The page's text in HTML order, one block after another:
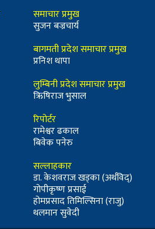
समाचार प्रमुख
सुजन बज्रचार्य
बागमती प्रदेश समाचार प्रमुख
प्रनिश थापा
लुम्बिनी प्रदेश समाचार प्रमुख
ऋिषिराज भुसाल
रिपोर्टर
रामेश्वर ढकाल
बिवेक पनेरु
सल्लाहकार
डा. केशवराज खड्का (अर्थविद्)
गोपीकृष्ण प्रसाई
होमप्रसाद तिमिल्सिना (राजु)
थलमान सुवेदी